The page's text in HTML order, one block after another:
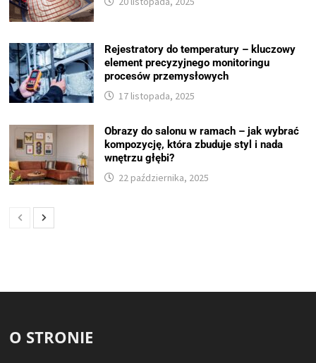
Rejestratory do temperatury – kluczowy
element precyzyjnego monitoringu
procesów przemysłowych
17 listopada, 2025
Obrazy do salonu w ramach – jak wybrać
kompozycję, która zbuduje styl i nada
wnętrzu głębi?
22 października, 2025
O STRONIE